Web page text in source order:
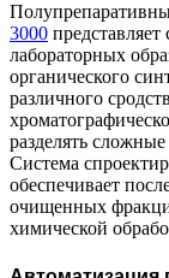
3000
лабораторных
органического
различного
разделять
Система
обеспечивает
очищенных
химической